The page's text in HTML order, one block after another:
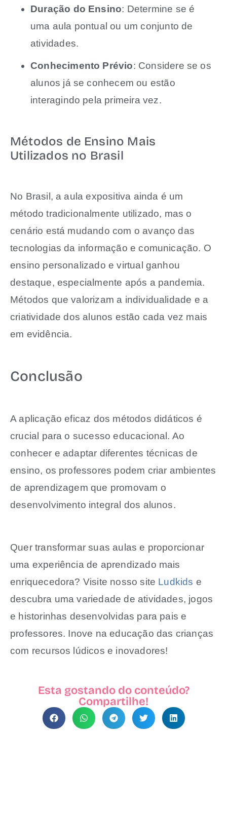
Duração do Ensino: Determine se é
uma aula pontual ou um conjunto de
atividades.
Conhecimento Prévio: Considere se os
alunos já se conhecem ou estão
interagindo pela primeira vez.
Métodos de Ensino Mais
Utilizados no Brasil
No Brasil, a aula expositiva ainda é um
método tradicionalmente utilizado, mas o
cenário está mudando com o avanço das
tecnologias da informação e comunicação. O
ensino personalizado e virtual ganhou
destaque, especialmente após a pandemia.
Métodos que valorizam a individualidade e a
criatividade dos alunos estão cada vez mais
em evidência.
Conclusão
A aplicação eficaz dos métodos didáticos é
crucial para o sucesso educacional. Ao
conhecer e adaptar diferentes técnicas de
ensino, os professores podem criar ambientes
de aprendizagem que promovam o
desenvolvimento integral dos alunos.
Quer transformar suas aulas e proporcionar
uma experiência de aprendizado mais
enriquecedora? Visite nosso site Ludkids e
descubra uma variedade de atividades, jogos
e historinhas desenvolvidas para pais e
professores. Inove na educação das crianças
com recursos lúdicos e inovadores!
Esta gostando do conteúdo?
Compartilhe!